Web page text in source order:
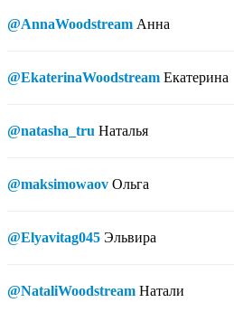
@AnnaWoodstream Анна
@EkaterinaWoodstream Екатерина
@natasha_tru Наталья
@maksimowaov Ольга
@Elyavitag045 Эльвира
@NataliWoodstream Натали